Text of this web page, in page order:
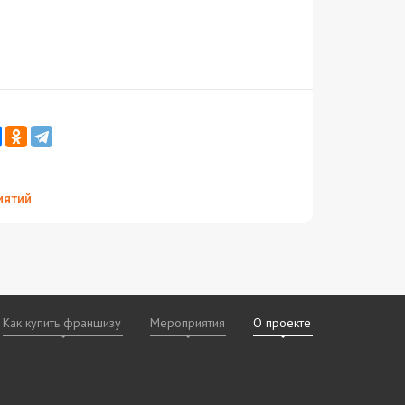
Как купить франшизу Мероприятия О проекте